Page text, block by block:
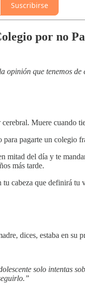
Suscribirse
por no
opinión que tenemos de
Muere cuando
para pagarte un colegio
mitad del día y te
más tarde.
cabeza que definirá tu
dices, estaba en
solo intentas